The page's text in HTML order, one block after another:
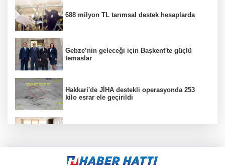
688 milyon TL tarımsal destek hesaplarda
Gebze’nin geleceği için Başkent'te güçlü
temaslar
Hakkari'de JİHA destekli operasyonda 253
kilo esrar ele geçirildi